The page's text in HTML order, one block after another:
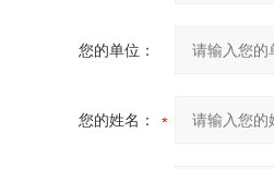
您的单位：
您的姓名：